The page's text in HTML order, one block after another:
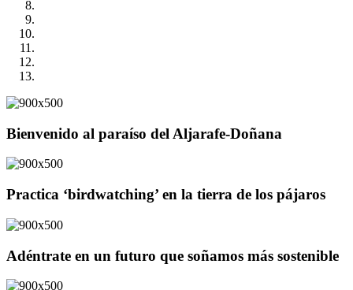
Bienvenido al paraíso del Aljarafe-Doñana
Practica ‘birdwatching’ en la tierra de los pájaros
Adéntrate en un futuro que soñamos más sostenible